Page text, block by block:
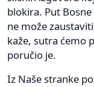
blokira. Put
ne može
kaže, sutra ćemo
poručio je.
Iz Naše stranke